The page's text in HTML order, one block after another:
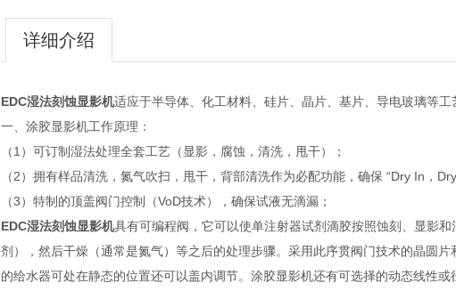
详细介绍
EDC湿法刻蚀显影机适应于半导体、化工材料、硅片、晶片、基片、导电玻璃等工
一、涂胶显影机工作原理：
（1 ）可订制湿法处理全套工艺（显影，腐蚀，清洗，甩干）；
（2）拥有样品清洗，氮气吹扫，甩干，背部清洗作为必配功能，确保 “Dry In ，
（3）特制的顶盖阀门控制（VoD技术），确保试液无滴漏；
EDC湿法刻蚀显影机具有可编程阀，它可以使单注射器试剂滴胶按照蚀刻、显影
剂），然后干燥（通常是氮气）等之后的处理步骤。采用此序贯阀门技术的晶圆
的给水器可处在静态的位置还可以盖内调节。涂胶显影机还有可选择的动态线性或